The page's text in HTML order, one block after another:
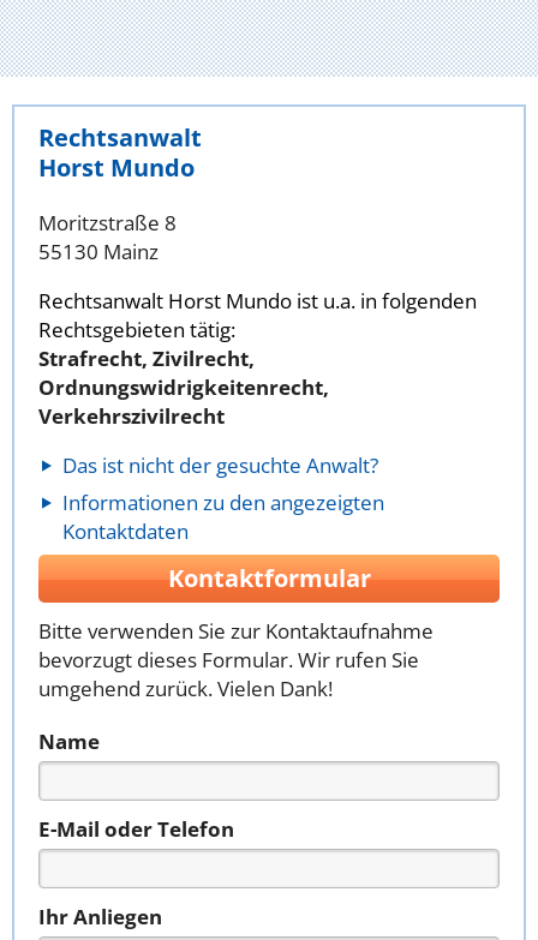
Rechtsanwalt
Horst Mundo
Moritzstraße 8
55130 Mainz
Rechtsanwalt Horst Mundo ist u.a. in folgenden
Rechtsgebieten tätig:
Strafrecht, Zivilrecht,
Ordnungswidrigkeitenrecht,
Verkehrszivilrecht
Das ist nicht der gesuchte Anwalt?
Informationen zu den angezeigten
Kontaktdaten
Kontaktformular
Bitte verwenden Sie zur Kontaktaufnahme
bevorzugt dieses Formular. Wir rufen Sie
umgehend zurück. Vielen Dank!
Name
E-Mail oder Telefon
Ihr Anliegen